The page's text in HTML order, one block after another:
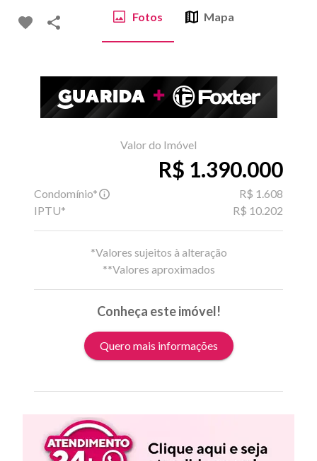
Fotos Mapa
Valor do Imóvel
R$ 1.390.000
Condomínio*
R$ 1.608
IPTU*
R$ 10.202
*Valores sujeitos à alteração
**Valores aproximados
Conheça este imóvel!
Quero mais informações